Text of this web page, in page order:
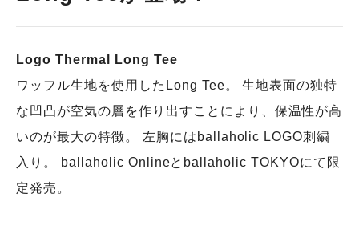
Logo Thermal Long Tee
ワッフル生地を使用したLong Tee。 生地表面の独特
な凹凸が空気の層を作り出すことにより、保温性が高
いのが最大の特徴。 左胸にはballaholic LOGO刺繍
入り。 ballaholic Onlineとballaholic TOKYOにて限
定発売。